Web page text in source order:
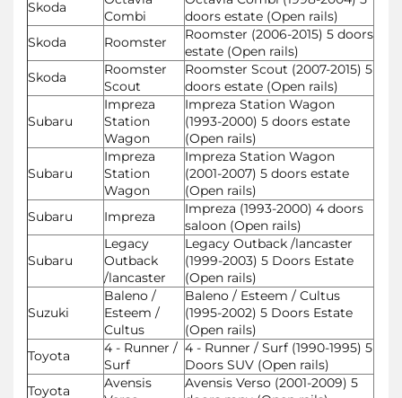
Skoda
Combi
doors estate (Open rails)
Skoda
Roomster
Roomster (2006-2015) 5 doors
estate (Open rails)
Skoda
Roomster
Scout
Roomster Scout (2007-2015) 5
doors estate (Open rails)
Subaru
Impreza
Station
Wagon
Impreza Station Wagon
(1993-2000) 5 doors estate
(Open rails)
Subaru
Impreza
Station
Wagon
Impreza Station Wagon
(2001-2007) 5 doors estate
(Open rails)
Subaru
Impreza
Impreza (1993-2000) 4 doors
saloon (Open rails)
Subaru
Legacy
Outback
/lancaster
Legacy Outback /lancaster
(1999-2003) 5 Doors Estate
(Open rails)
Suzuki
Baleno /
Esteem /
Cultus
Baleno / Esteem / Cultus
(1995-2002) 5 Doors Estate
(Open rails)
Toyota
4 - Runner /
Surf
4 - Runner / Surf (1990-1995) 5
Doors SUV (Open rails)
Toyota
Avensis
Avensis Verso (2001-2009) 5